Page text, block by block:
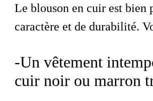
Le blouson en cuir est bien
caractère et de durabilité.
-Un vêtement
cuir noir ou marron